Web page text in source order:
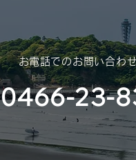
お電話でのお問い合わ
0466-23-